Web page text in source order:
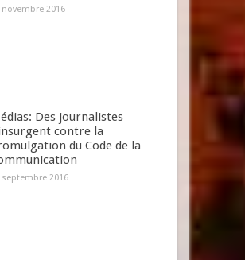
novembre 2016
Des journalistes
contre la
du Code de la
septembre 2016